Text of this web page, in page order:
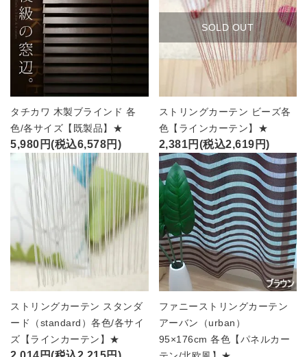
タチカワ 木製ブラインド 各
色/各サイズ【既製品】★
5,980円(税込6,578円)
SOLD OUT
ストリングカーテン ビーズ各
色【ラインカーテン】★
2,381円(税込2,619円)
ストリングカーテン スタンダ
ード（standard）各色/各サイ
ズ【ラインカーテン】★
ファニーストリングカーテン
アーバン（urban）
95×176cm 各色【パネルカー